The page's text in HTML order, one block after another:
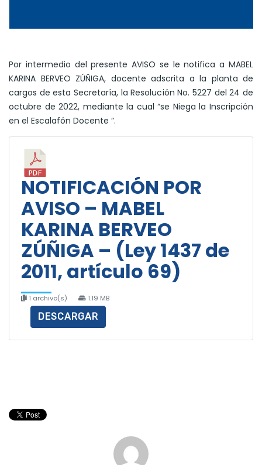
Por intermedio del presente AVISO se le notifica a MABEL
KARINA BERVEO ZÚÑIGA, docente adscrita a la planta de
cargos de esta Secretaría, la Resolución No. 5227 del 24 de
octubre de 2022, mediante la cual “se Niega la Inscripción
en el Escalafón Docente ”.
NOTIFICACIÓN POR
AVISO – MABEL
KARINA BERVEO
ZÚÑIGA – (Ley 1437 de
2011, artículo 69)
1 archivo(s) 1.19 MB
DESCARGAR